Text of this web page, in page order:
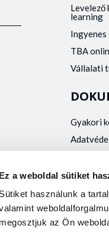
Ez a weboldal sütiket
Sütiket használunk a
megosztjuk az Ön
Levelező
learning
Ingyenes
TBA
Vállalati
Gyakori
Orvosi